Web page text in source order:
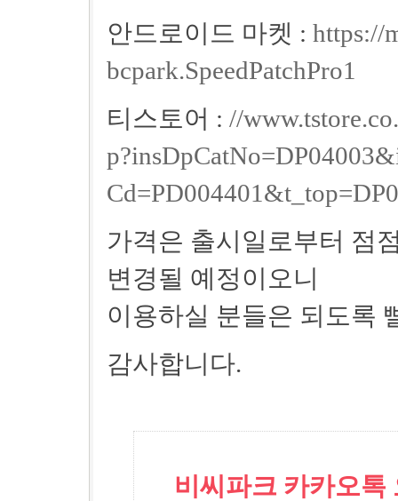
안드로이드 마켓 : https://
bcpark.SpeedPatchPro1
티스토어 : //
가격은 출시일로부터 점
변경될 예정이오니
이용하실 분들은 되도록
감사합니다.
비씨파크 카카오톡